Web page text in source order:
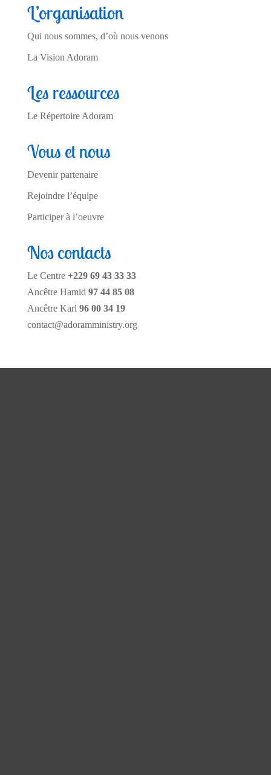
L’organisation
Qui nous sommes, d’où nous venons
La Vision Adoram
Les ressources
Le Répertoire Adoram
Vous et nous
Devenir partenaire
Rejoindre l’équipe
Participer à l’oeuvre
Nos contacts
Le Centre +229 69 43 33 33
Ancêtre Hamid 97 44 85 08
Ancêtre Karl 96 00 34 19
contact@adoramministry.org